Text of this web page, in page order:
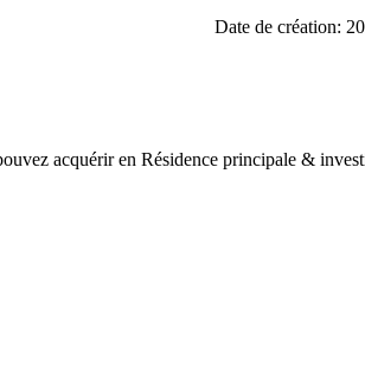
Date de création:
acquérir en Résidence principale &